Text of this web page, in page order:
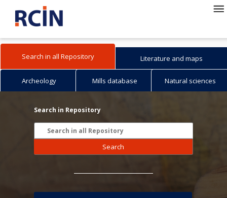
Search in all Repository Literature and maps
Archeology Mills database Natural sciences
Search in Repository
Search